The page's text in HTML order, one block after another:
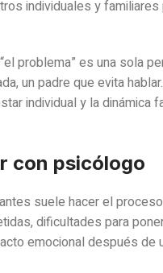
individuales y
problema” es una sola
un padre que evita
individual y la dinámica
con psicólogo
suele hacer el
dificultades para
emocional después de